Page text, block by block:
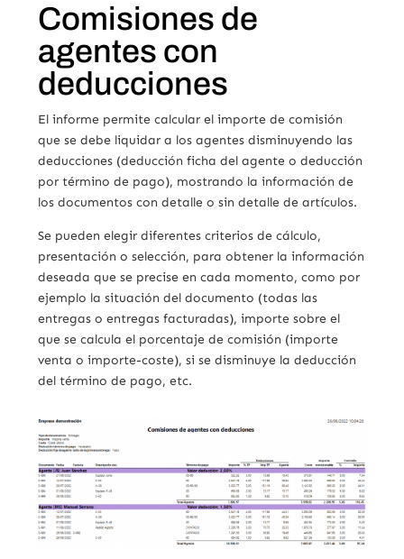
Comisiones de
agentes con
deducciones
El informe permite calcular el importe de comisión
que se debe liquidar a los agentes disminuyendo las
deducciones (deducción ficha del agente o deducción
por término de pago), mostrando la información de
los documentos con detalle o sin detalle de artículos.
Se pueden elegir diferentes criterios de cálculo,
presentación o selección, para obtener la información
deseada que se precise en cada momento, como por
ejemplo la situación del documento (todas las
entregas o entregas facturadas), importe sobre el
que se calcula el porcentaje de comisión (importe
venta o importe-coste), si se disminuye la deducción
del término de pago, etc.